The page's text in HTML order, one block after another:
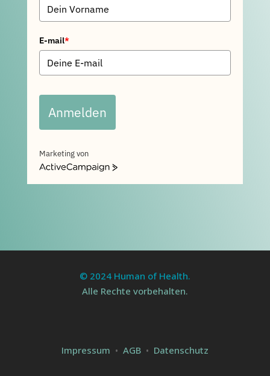
E-mail*
Anmelden
Marketing von
ActiveCampaign
© 2024 Human of Health.
Alle Rechte vorbehalten.
Impressum • AGB• Datenschutz